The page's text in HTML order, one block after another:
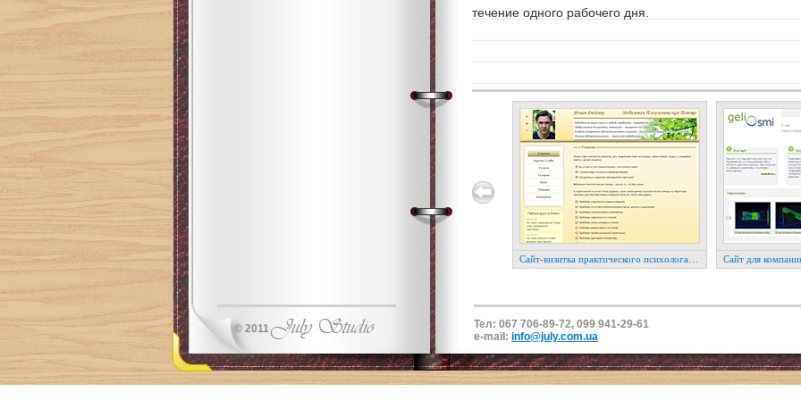
течение одного рабочего дня.
Сайт для
© 2011
Тел: 067 706-89-72, 099 941-29-61
e-mail: info@july.com.ua